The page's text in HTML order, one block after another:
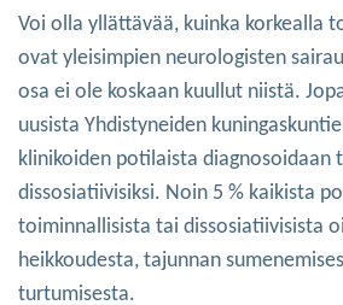
Voi olla yllättävää, kuinka korkealla
ovat yleisimpien neurologisten
osa ei ole koskaan kuullut niistä.
uusista Yhdistyneiden
klinikoiden potilaista diagnosoidaan
dissosiatiivisiksi. Noin 5 % kaikista
toiminnallisista tai dissosiatiivisista
heikkoudesta, tajunnan
turtumisesta.